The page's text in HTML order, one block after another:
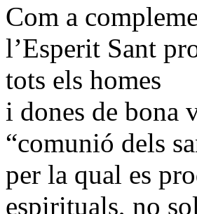
Com a
l’Esperit Sant
tots els homes
i dones de bona
“comunió dels
per la qual es
espirituals, no